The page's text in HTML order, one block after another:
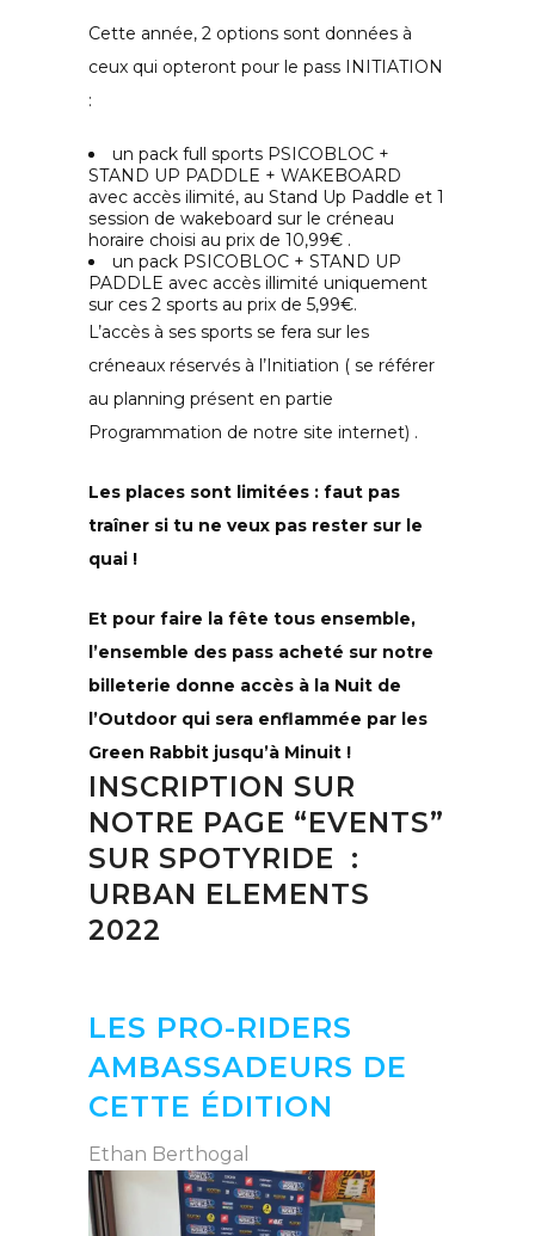
Cette année, 2 options sont données à
ceux qui opteront pour le pass INITIATION
:
un pack full sports PSICOBLOC +
STAND UP PADDLE + WAKEBOARD
avec accès ilimité, au Stand Up Paddle et 1
session de wakeboard sur le créneau
horaire choisi au prix de 10,99€ .
un pack PSICOBLOC + STAND UP
PADDLE avec accès illimité uniquement
sur ces 2 sports au prix de 5,99€.
L’accès à ses sports se fera sur les
créneaux réservés à l’Initiation ( se référer
au planning présent en partie
Programmation de notre site internet) .
Les places sont limitées : faut pas
traîner si tu ne veux pas rester sur le
quai !
Et pour faire la fête tous ensemble,
l’ensemble des pass acheté sur notre
billeterie donne accès à la Nuit de
l’Outdoor qui sera enflammée par les
Green Rabbit jusqu’à Minuit !
INSCRIPTION SUR
NOTRE PAGE “EVENTS”
SUR SPOTYRIDE :
URBAN ELEMENTS
2022
LES PRO-RIDERS
AMBASSADEURS DE
CETTE ÉDITION
Ethan Berthoga